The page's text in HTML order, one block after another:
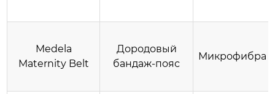
Medela
Maternity Belt
Дородовый
бандаж-пояс
Микрофибра